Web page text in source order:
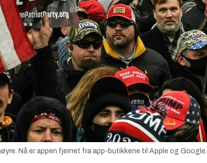
Nå er appen fjernet fra app-butikkene til Apple og Google.